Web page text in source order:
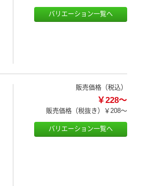
バリエーション一覧へ
販売価格（税込）
￥228～
販売価格（税抜き） ￥208～
バリエーション一覧へ